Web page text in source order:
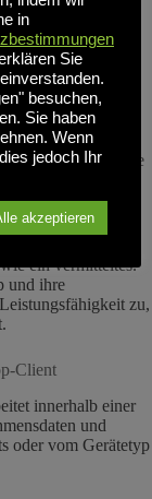
oder auf
mit der lokalen
moderne
und Zoom.
Zusammenarbeit
Verbindung ohne
Download des
bietet,
ein vermitteltes.
und ihre
zu,
Client
innerhalb einer
und
oder vom Gerätetyp
in
Sie
besuchen,
Sie haben
Wenn
jedoch Ihr
akzeptieren